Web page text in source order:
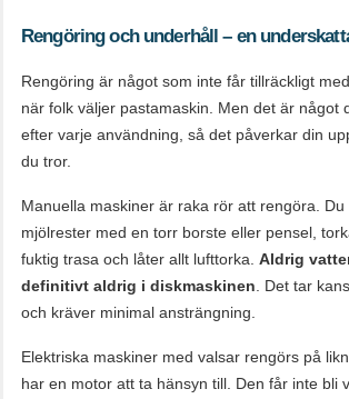
Rengöring och underhåll – en
Rengöring är något som inte får tillräckligt
när folk väljer pastamaskin. Men det är något
efter varje användning, så det påverkar din
du tror.
Manuella maskiner är raka rör att rengöra.
mjölrester med en torr borste eller pensel,
fuktig trasa och låter allt lufttorka. Aldrig
definitivt aldrig i diskmaskinen . Det tar
och kräver minimal ansträngning.
Elektriska maskiner med valsar rengörs på
har en motor att ta hänsyn till. Den får inte bli